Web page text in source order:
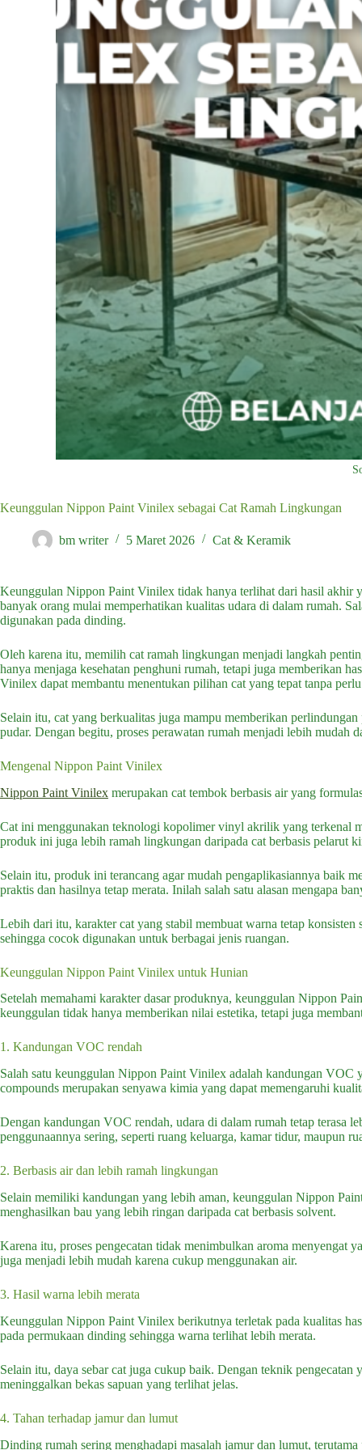
Keunggulan Nippon Paint Vinilex sebagai Cat Ramah Lingkungan
bm writer 5 Maret 2026 Cat & Keramik
Keunggulan Nippon Paint Vinilex tidak hanya terlihat dari hasil akhir
banyak orang mulai memperhatikan kualitas udara di dalam rumah.
digunakan pada dinding.
Oleh karena itu, memilih cat ramah lingkungan menjadi langkah
hanya menjaga kesehatan penghuni rumah, tetapi juga memberikan
Vinilex dapat membantu menentukan pilihan cat yang tepat tanpa
Selain itu, cat yang berkualitas juga mampu memberikan
pudar. Dengan begitu, proses perawatan rumah menjadi lebih mudah
Mengenal Nippon Paint Vinilex
Nippon Paint Vinilex merupakan cat tembok berbasis air yang
Cat ini menggunakan teknologi kopolimer vinyl akrilik yang terkenal
produk ini juga lebih ramah lingkungan daripada cat berbasis pelarut
Selain itu, produk ini terancang agar mudah pengaplikasiannya baik
praktis dan hasilnya tetap merata. Inilah salah satu alasan mengapa
Lebih dari itu, karakter cat yang stabil membuat warna tetap
sehingga cocok digunakan untuk berbagai jenis ruangan.
Keunggulan Nippon Paint Vinilex untuk Hunian
Setelah memahami karakter dasar produknya, keunggulan Nippon
keunggulan tidak hanya memberikan nilai estetika, tetapi juga
1. Kandungan VOC rendah
Salah satu keunggulan Nippon Paint Vinilex adalah kandungan
compounds merupakan senyawa kimia yang dapat memengaruhi
Dengan kandungan VOC rendah, udara di dalam rumah tetap terasa
penggunaannya sering, seperti ruang keluarga, kamar tidur, maupun
2. Berbasis air dan lebih ramah lingkungan
Selain memiliki kandungan yang lebih aman, keunggulan Nippon
menghasilkan bau yang lebih ringan daripada cat berbasis solvent.
Karena itu, proses pengecatan tidak menimbulkan aroma menyengat
juga menjadi lebih mudah karena cukup menggunakan air.
3. Hasil warna lebih merata
Keunggulan Nippon Paint Vinilex berikutnya terletak pada kualitas
pada permukaan dinding sehingga warna terlihat lebih merata.
Selain itu, daya sebar cat juga cukup baik. Dengan teknik
meninggalkan bekas sapuan yang terlihat jelas.
4. Tahan terhadap jamur dan lumut
Dinding rumah sering menghadapi masalah jamur dan lumut,